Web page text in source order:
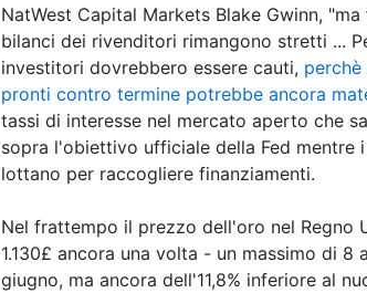
NatWest Capital Markets Blake Gwinn,
bilanci dei rivenditori rimangono stretti ...
investitori dovrebbero essere cauti,
pronti contro termine potrebbe ancora
tassi di interesse nel mercato aperto che
sopra l'obiettivo ufficiale della Fed mentre
lottano per raccogliere finanziamenti.
Nel frattempo il prezzo dell'oro nel Regno
1.130£ ancora una volta - un massimo di 8
giugno, ma ancora dell'11,8% inferiore al